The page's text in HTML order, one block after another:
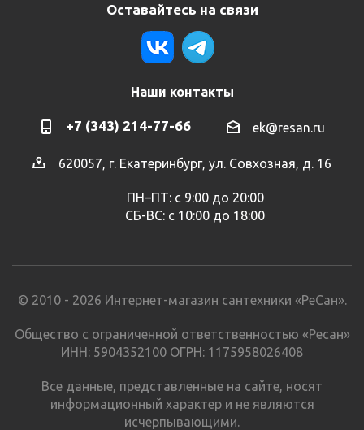
Оставайтесь на связи
Наши контакты
+7 (343) 214-77-66 ek@resan.ru
620057, г. Екатеринбург, ул. Совхозная, д. 16
ПН–ПТ: с 9:00 до 20:00
СБ-ВС: с 10:00 до 18:00
© 2010 - 2026 Интернет-магазин сантехники «РеСан».
Общество с ограниченной ответственностью «Ресан»
ИНН: 5904352100 ОГРН: 1175958026408
Все данные, представленные на сайте, носят
информационный характер и не являются
исчерпывающими.